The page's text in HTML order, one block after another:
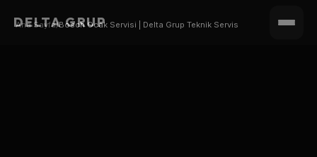
DELTA GRUP
Ana Sayfa/Bosch Ocak Servisi | Delta Grup Teknik Servis